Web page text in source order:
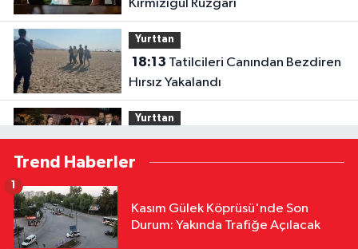
Kırmızıgül Rüzgarı
Yurttan
18:13
Hırsız Yakalandı
Yurttan
18:12Bakan Şimşek, Gercüş'te
Toplu Açılış Törenine Katıldı
18:12 Sivas'ta Buğday Tarlasında
Trend Haberler
Kasım Gülek Köprüsü'nde Son
Durum: Yakında Trafiğe Açılacak
1